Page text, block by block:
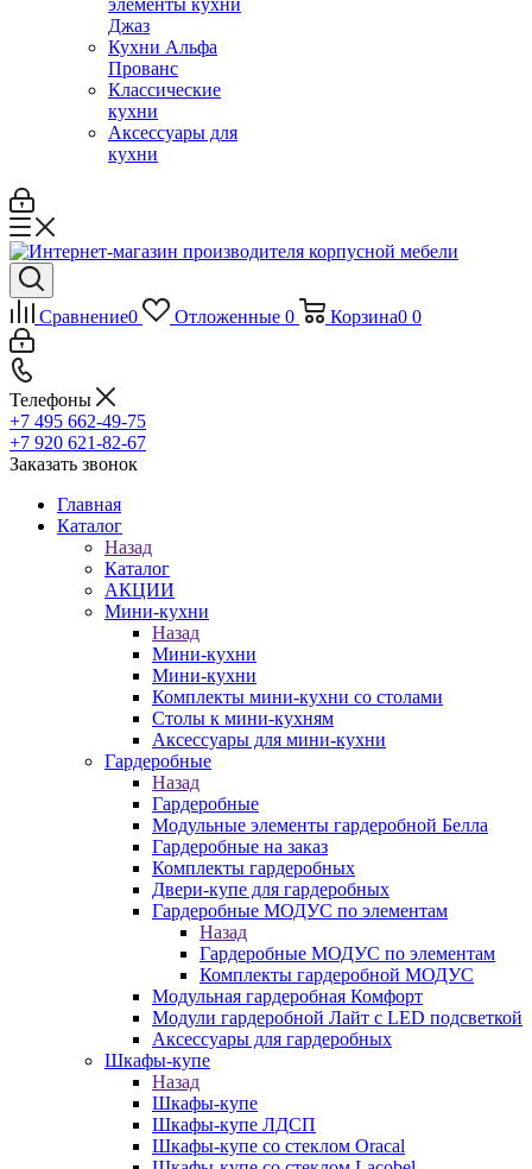
элементы кухни
Джаз
Кухни Альфа
Прованс
Классические
кухни
Аксессуары для
кухни
Сравнение0 Отложенные 0 Корзина0 0
Телефоны
+7 495 662-49-75
+7 920 621-82-67
Заказать звонок
Главная
Каталог
Назад
Каталог
АКЦИИ
Мини-кухни
Назад
Мини-кухни
Мини-кухни
Комплекты мини-кухни со столами
Столы к мини-кухням
Аксессуары для мини-кухни
Гардеробные
Назад
Гардеробные
Модульные элементы гардеробной Белла
Гардеробные на заказ
Комплекты гардеробных
Двери-купе для гардеробных
Гардеробные МОДУС по элементам
Назад
Гардеробные МОДУС по элементам
Комплекты гардеробной МОДУС
Модульная гардеробная Комфорт
Модули гардеробной Лайт с LED подсветкой
Аксессуары для гардеробных
Шкафы-купе
Назад
Шкафы-купе
Шкафы-купе ЛДСП
Шкафы-купе со стеклом Oracal